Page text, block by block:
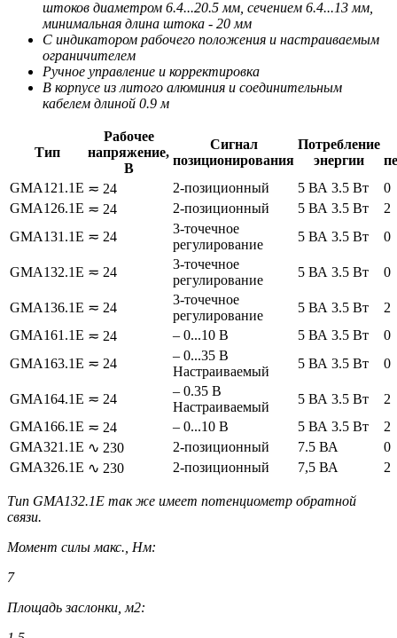
штоков диаметром 6.4...20.5 мм, сечением 6.4...13 мм,
минимальная длина штока - 20 мм
С индикатором рабочего положения и настраиваемым
ограничителем
Ручное управление и корректировка
В корпусе из литого алюминия и соединительным
кабелем длиной 0.9 м
Тип
Рабочее
напряжение,
В
Сигнал
позиционирования
Потребление
энергии
GMA121.1E ≂ 24 2-позиционный 5 ВА 3.5 Вт
0
GMA126.1E ≂ 24 2-позиционный 5 ВА 3.5 Вт
2
GMA131.1E ≂ 24
3-точечное
регулирование
5 ВА 3.5 Вт 0
GMA132.1E ≂ 24
3-точечное
регулирование
5 ВА 3.5 Вт 0
GMA136.1E ≂ 24
3-точечное
регулирование
5 ВА 3.5 Вт
2
GMA161.1E ≂ 24 – 0...10 В 5 ВА 3.5 Вт
0
GMA163.1E ≂ 24
– 0...35 В
Настраиваемый
5 ВА 3.5 Вт 0
GMA164.1E ≂ 24
– 0.35 В
Настраиваемый
5 ВА 3.5 Вт
2
GMA166.1E ≂ 24 – 0...10 В 5 ВА 3.5 Вт
2
GMA321.1E ∿ 230 2-позиционный 7.5 ВА
0
GMA326.1E ∿ 230 2-позиционный 7,5 ВА 2
Тип GMA132.1E так же имеет потенциометр обратной
связи.
Момент силы макс., Нм:
7
Площадь заслонки, м2: